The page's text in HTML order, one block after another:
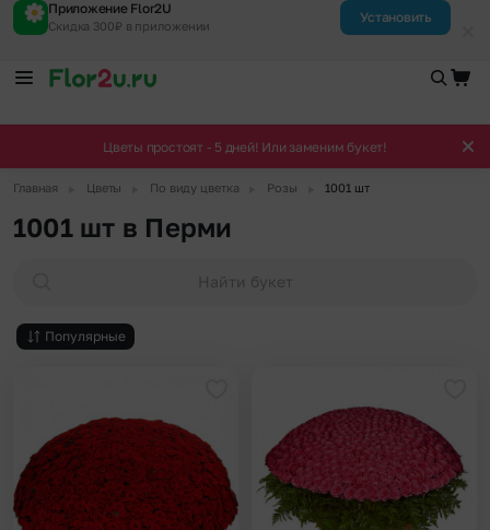
Приложение Flor2U
Скидка 300₽ в приложении
Установить
Цветы простоят - 5 дней! Или заменим букет!
Главная Цветы По виду цветка Розы 1001 шт
1001 шт в Перми
Найти букет
Популярные
Добавить в избранное